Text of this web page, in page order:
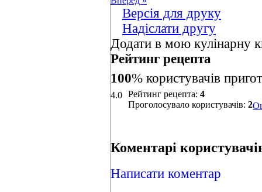
Версія для друку
Надіслати другу
Додати в мою кулінарну
Рейтинг рецепта
100% користувачів
4.0 Рейтинг рецепта: 4
Проголосувало користувачів: 2
Коментарі
Написати коментар